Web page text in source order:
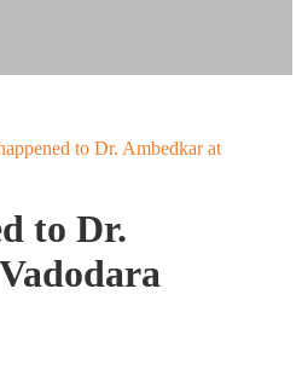
to Dr. Ambedkar at
to Dr.